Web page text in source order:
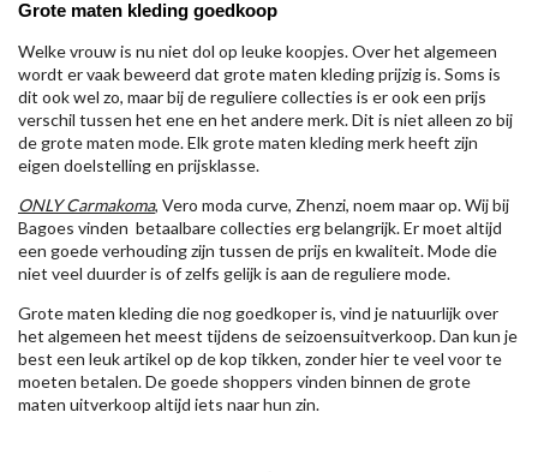
Grote maten kleding goedkoop
Welke vrouw is nu niet dol op leuke koopjes. Over het algemeen
wordt er vaak beweerd dat grote maten kleding prijzig is. Soms is
dit ook wel zo, maar bij de reguliere collecties is er ook een prijs
verschil tussen het ene en het andere merk. Dit is niet alleen zo bij
de grote maten mode. Elk grote maten kleding merk heeft zijn
eigen doelstelling en prijsklasse.
ONLY Carmakoma, Vero moda curve, Zhenzi, noem maar op. Wij bij
Bagoes vinden betaalbare collecties erg belangrijk. Er moet altijd
een goede verhouding zijn tussen de prijs en kwaliteit. Mode die
niet veel duurder is of zelfs gelijk is aan de reguliere mode.
Grote maten kleding die nog goedkoper is, vind je natuurlijk over
het algemeen het meest tijdens de seizoensuitverkoop. Dan kun je
best een leuk artikel op de kop tikken, zonder hier te veel voor te
moeten betalen. De goede shoppers vinden binnen de grote
maten uitverkoop altijd iets naar hun zin.